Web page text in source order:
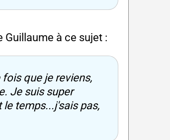
à ce sujet :
que je reviens,
Je suis super
le temps...j'sais pas,